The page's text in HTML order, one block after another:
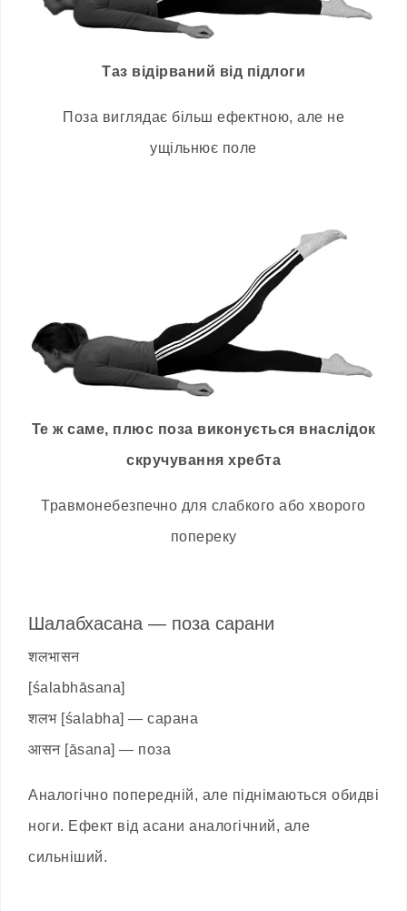
Tаз відірваний від підлоги
Поза виглядає більш ефектною, але не
ущільнює поле
Те ж саме, плюс поза виконується внаслідок
скручування хребта
Травмонебезпечно для слабкого або хворого
попереку
Шалабхасана — поза сарани
शलभासन
[śalabhāsana]
शलभ [śalabha] — сарана
आसन [āsana] — поза
Аналогічно попередній, але піднімаються обидві
ноги. Ефект від асани аналогічний, але
сильніший.